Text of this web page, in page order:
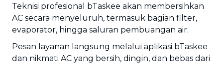
Teknisi profesional bTaskee akan membersihkan
AC secara menyeluruh, termasuk bagian filter,
evaporator, hingga saluran pembuangan air.
Pesan layanan langsung melalui aplikasi bTaskee
dan nikmati AC yang bersih, dingin, dan bebas dari